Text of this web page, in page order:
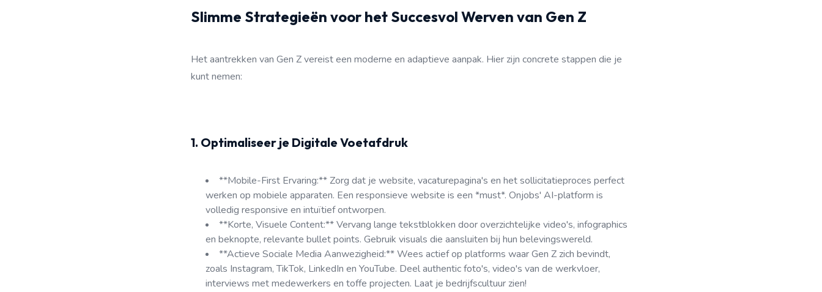
Slimme Strategieën voor het Succesvol Werven van Gen Z
Het aantrekken van Gen Z vereist een moderne en adaptieve aanpak. Hier zijn concrete stappen die je
kunt nemen:
1. Optimaliseer je Digitale Voetafdruk
**Mobile-First Ervaring:** Zorg dat je website, vacaturepagina's en het sollicitatieproces perfect
werken op mobiele apparaten. Een responsieve website is een *must*. Onjobs' AI-platform is
volledig responsive en intuïtief ontworpen.
**Korte, Visuele Content:** Vervang lange tekstblokken door overzichtelijke video's, infographics
en beknopte, relevante bullet points. Gebruik visuals die aansluiten bij hun belevingswereld.
**Actieve Sociale Media Aanwezigheid:** Wees actief op platforms waar Gen Z zich bevindt,
zoals Instagram, TikTok, LinkedIn en YouTube. Deel authentic foto's, video's van de werkvloer,
interviews met medewerkers en toffe projecten. Laat je bedrijfscultuur zien!